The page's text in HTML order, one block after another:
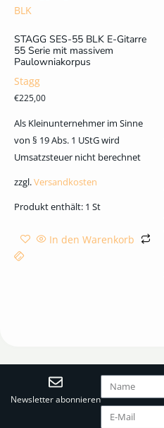
STAGG SES-55 BLK E-Gitarre
55 Serie mit massivem
Paulowniakorpus
Stagg
€225,00
Als Kleinunternehmer im Sinne
von § 19 Abs. 1 UStG wird
Umsatzsteuer nicht berechnet
zzgl.Versandkosten
Produkt enthält: 1 St
In den Warenkorb
Newsletter abonnieren